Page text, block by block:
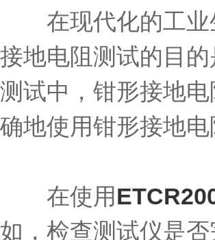
在现代化的工业
接地电阻测试的目
测试中，钳形接地
确地使用钳形接地
在使用
如，检查测试仪是